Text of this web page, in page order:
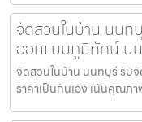
จัดสวนในบ้าน นนท
ออกแบบภูมิทัศน์ น
จัดสวนในบ้าน นนทบุรี รั
ราคาเป็นกันเอง เน้นคุณภ